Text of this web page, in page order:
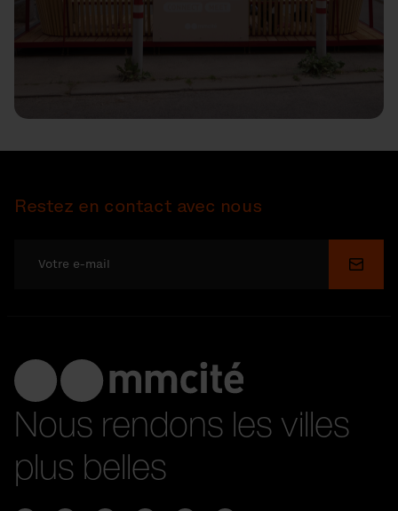
Restez en contact avec nous
Nous rendons les villes
plus belles